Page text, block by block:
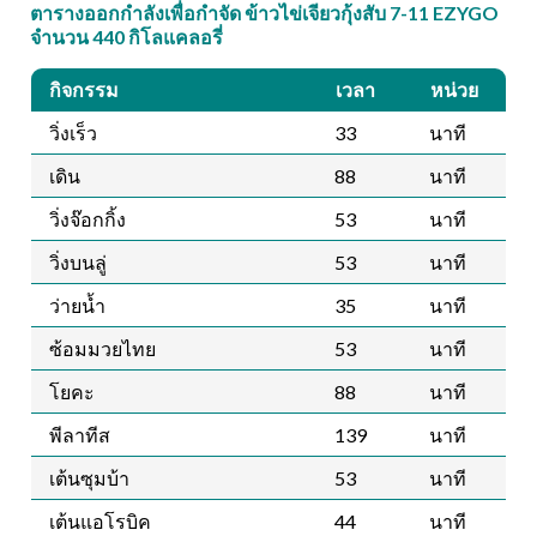
ตารางออกกำลังเพื่อกำจัด ข้าวไข่เจียวกุ้งสับ 7-11 EZYGO
จำนวน 440 กิโลแคลอรี่
กิจกรรม เวลา
หน่วย
วิ่งเร็ว
33
นาที
เดิน
88
นาที
วิ่งจ๊อกกิ้ง
53
นาที
วิ่งบนลู่
53
นาที
ว่ายน้ำ
35
นาที
ซ้อมมวยไทย
53
นาที
โยคะ
88
นาที
พีลาทีส
139
นาที
เต้นซุมบ้า
53
นาที
เต้นแอโรบิค
44 นาที